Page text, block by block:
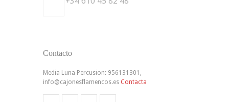
Contacto
Media Luna Percusion: 956131301,
info@cajonesflamencos.es Contacta